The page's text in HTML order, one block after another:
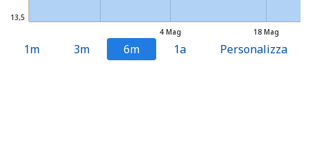
4 Mag 18 Mag
13,5
1m 3m 6m 1a Personalizza